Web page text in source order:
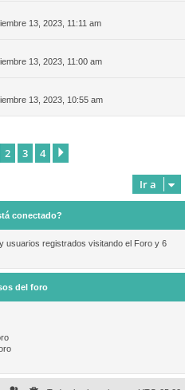
13, 2023, 11:11 am
13, 2023, 11:00 am
13, 2023, 10:55 am
2 3 4
Ir a
conectado?
usuarios registrados visitando el Foro y 6
del foro